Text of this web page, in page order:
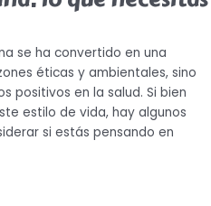
se ha convertido en una
éticas y ambientales, sino
positivos en la salud. Si bien
estilo de vida, hay algunos
si estás pensando en